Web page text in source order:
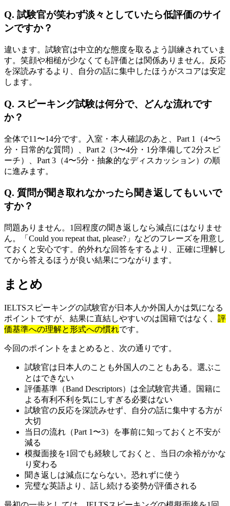
Q. 試験官が笑わず淡々としていたら低評価のサイ
ンですか？
違います。試験官は中立的な態度を取るよう訓練されていま
す。笑顔や相槌が少なくても評価とは関係ありません。反応
を深読みするより、自分の話に集中したほうがスコアは安定
します。
Q. スピーキング試験は何分で、どんな流れです
か？
全体で11〜14分です。入室・本人確認のあと、Part 1（4〜5
分・日常的な質問）、Part 2（3〜4分・1分準備して2分スピ
ーチ）、Part 3（4〜5分・抽象的なディスカッション）の順
に進みます。
Q. 質問が聞き取れなかったら聞き返してもいいで
すか？
問題ありません。1回程度の聞き返しなら減点にはなりませ
ん。「Could you repeat that, please?」などのフレーズを用意し
ておくと安心です。的外れな回答をするより、正確に理解し
てから答えるほうが良い結果につながります。
まとめ
IELTSスピーキングの試験官が日本人か外国人かは気になる
ポイントですが、結果に直結しやすいのは国籍ではなく、 評
価基準への理解と形式への慣れです。
今回のポイントをまとめると、次の通りです。
試験官は日本人のことも外国人のこともある。選ぶこ
とはできない
評価基準（Band Descriptors）は全試験官共通。国籍に
よる有利不利を気にしすぎる必要はない
試験官の反応を深読みせず、自分の話に集中する方が
大切
当日の流れ（Part 1〜3）を事前に知っておくと不安が
減る
模擬面接を1回でも経験しておくと、当日の余裕がかな
り変わる
聞き返しは減点にならない。恐れずに使う
完璧な英語より、話し続ける姿勢が評価される